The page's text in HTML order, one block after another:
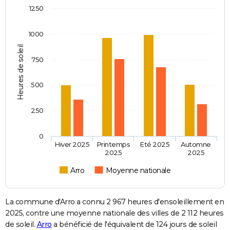
Heures de soleil
Arro Moyenne nationale
Hiver 2025
Printemps
2025
Eté 2025
Automne
2025
0
250
500
750
1000
1250
La commune d'Arro a connu 2 967 heures d'ensoleillement en
2025, contre une moyenne nationale des villes de 2 112 heures
de soleil. Arro a bénéficié de l'équivalent de 124 jours de soleil